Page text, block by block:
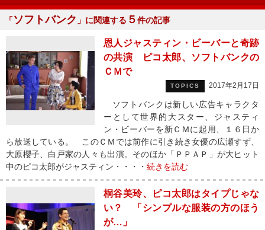
「ソフトバンク 」に関連する ５件の記事
恩人ジャスティン・ビーバーと奇跡
の共演 ピコ太郎、ソフトバンクの
ＣＭで
TOPICS 2017年2月17日
ソフトバンクは新しい広告キャラクタ
ーとして世界的大スター、ジャスティ
ン・ビーバーを新ＣＭに起用、１６日か
ら放送している。 このＣＭでは前作に引き続き女優の広瀬すず、
大原櫻子、白戸家の人々も出演。そのほか「ＰＰＡＰ」が大ヒット
中のピコ太郎がジャスティン・・・・ 続きを読む
桐谷美玲、ピコ太郎はタイプじゃな
い？ 「シンプルな服装の方のほう
が…」